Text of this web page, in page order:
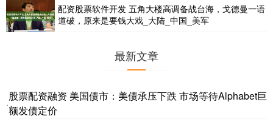
配资股票软件开发 五角大楼高调备战台海，戈德曼一语
道破，原来是要钱大戏_大陆_中国_美军
最新文章
·
股票配资融资 美国债市：美债承压下跌 市场等待Alphabet巨
额发债定价